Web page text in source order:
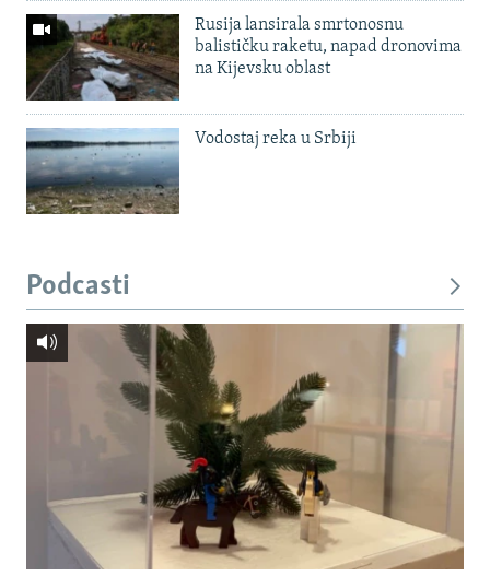
Rusija lansirala smrtonosnu
balističku raketu, napad dronovima
na Kijevsku oblast
Vodostaj reka u Srbiji
Podcasti